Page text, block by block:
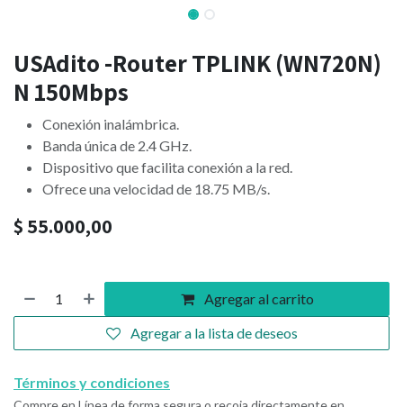
USAdito -Router TPLINK (WN720N)
N 150Mbps
Conexión inalámbrica.
Banda única de 2.4 GHz.
Dispositivo que facilita conexión a la red.
Ofrece una velocidad de 18.75 MB/s.
$ 55.000,00
Agregar al carrito
Agregar a la lista de deseos
Términos y condiciones